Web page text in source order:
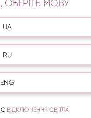
это естественные
из-за стресса, частой
или с возрастом. Но это
что если вы хотите
природно, обязательно
Pure Collagen
ОБЕРІТЬ МОВУ
UA
RU
ENG
ВІДКЛЮЧЕННЯ СВІТЛА